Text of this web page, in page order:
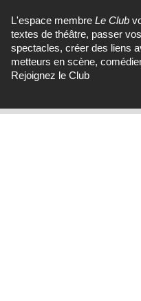
L'espace membre Le Club
textes de théâtre, passer
spectacles, créer des liens
metteurs en scène,
Rejoignez le Club